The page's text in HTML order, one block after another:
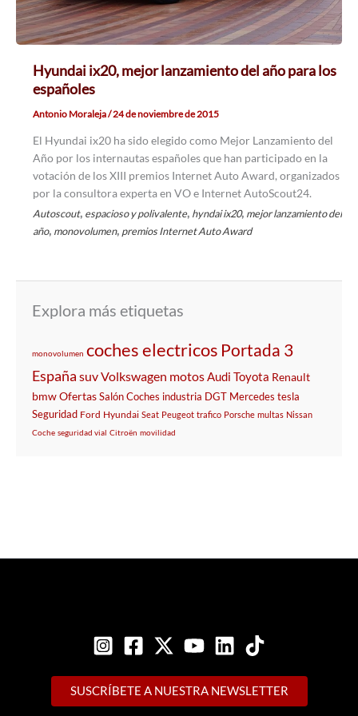
Hyundai ix20, mejor lanzamiento del año para los
españoles
Antonio Moraleja/24 de noviembre de 2015
El Hyundai ix20 ha sido elegido como Mejor Lanzamiento del
Año por los internautas españoles que han participado en la
votación de los XIII premios Internet Auto Award, organizados
por la consultora experta en VO e Internet AutoScout24.
Autoscout, espacioso y polivalente, hyndai ix20, mejor lanzamiento del
año, monovolumen, premios Internet Auto Award
Explora más etiquetas
monovolumen coches electricos Portada 3
España suvVolkswagen motosAudi Toyota Renault
bmwOfertasSalónCoches industria DGT Mercedes tesla
Seguridad Ford Hyundai Seat Peugeot trafico Porsche multas Nissan
Coche seguridad vial Citroën movilidad
SUSCRÍBETE A NUESTRA NEWSLETTER